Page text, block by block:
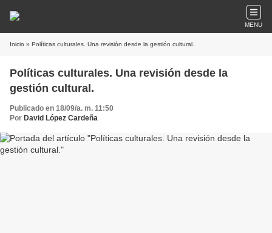
MENU
Inicio » Políticas culturales. Una revisión desde la gestión cultural.
Políticas culturales. Una revisión desde la
gestión cultural.
Publicado en 18/09/a. m. 11:50
Por David López Cardeña